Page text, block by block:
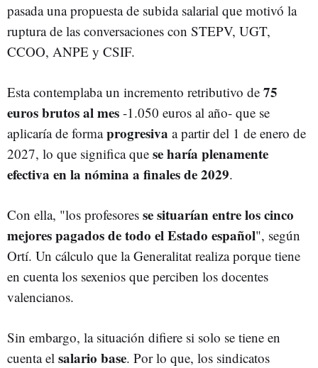
pasada una propuesta de subida salarial que motivó la
ruptura de las conversaciones con STEPV, UGT,
CCOO, ANPE y CSIF.
Esta contemplaba un incremento retributivo de 75
euros brutos al mes -1.050 euros al año- que se
aplicaría de formaprogresiva a partir del 1 de enero de
2027, lo que significa que se haría plenamente
efectiva en la nómina a finales de 2029.
Con ella, "los profesores se situarían entre los cinco
mejores pagados de todo el Estado español", según
Ortí. Un cálculo que la Generalitat realiza porque tiene
en cuenta los sexenios que perciben los docentes
valencianos.
Sin embargo, la situación difiere si solo se tiene en
cuenta el salario base. Por lo que, los sindicatos